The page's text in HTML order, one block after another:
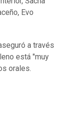
Evo
a través
está "muy
orales.